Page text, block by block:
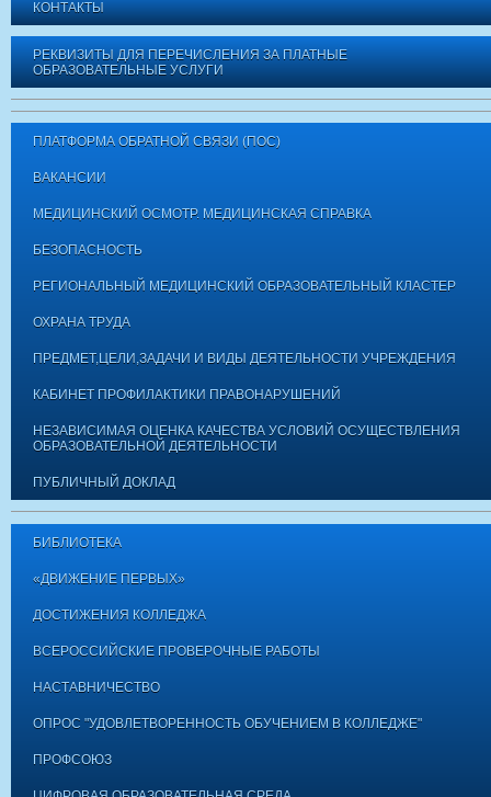
КОНТАКТЫ
РЕКВИЗИТЫ ДЛЯ ПЕРЕЧИСЛЕНИЯ ЗА ПЛАТНЫЕ
ОБРАЗОВАТЕЛЬНЫЕ УСЛУГИ
ПЛАТФОРМА ОБРАТНОЙ СВЯЗИ (ПОС)
ВАКАНСИИ
МЕДИЦИНСКИЙ ОСМОТР. МЕДИЦИНСКАЯ СПРАВКА
БЕЗОПАСНОСТЬ
РЕГИОНАЛЬНЫЙ МЕДИЦИНСКИЙ ОБРАЗОВАТЕЛЬНЫЙ КЛАСТЕР
ОХРАНА ТРУДА
ПРЕДМЕТ,ЦЕЛИ,ЗАДАЧИ И ВИДЫ ДЕЯТЕЛЬНОСТИ УЧРЕЖДЕНИЯ
КАБИНЕТ ПРОФИЛАКТИКИ ПРАВОНАРУШЕНИЙ
НЕЗАВИСИМАЯ ОЦЕНКА КАЧЕСТВА УСЛОВИЙ ОСУЩЕСТВЛЕНИЯ
ОБРАЗОВАТЕЛЬНОЙ ДЕЯТЕЛЬНОСТИ
ПУБЛИЧНЫЙ ДОКЛАД
БИБЛИОТЕКА
«ДВИЖЕНИЕ ПЕРВЫХ»
ДОСТИЖЕНИЯ КОЛЛЕДЖА
ВСЕРОССИЙСКИЕ ПРОВЕРОЧНЫЕ РАБОТЫ
НАСТАВНИЧЕСТВО
ОПРОС "УДОВЛЕТВОРЕННОСТЬ ОБУЧЕНИЕМ В КОЛЛЕДЖЕ"
ПРОФСОЮЗ